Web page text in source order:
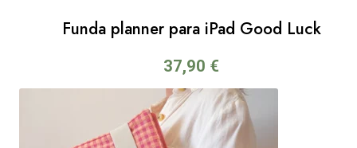
Funda planner para iPad Good Luck
37,90 €